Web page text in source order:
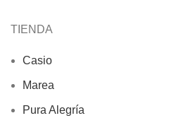
TIENDA
Casio
Marea
Pura Alegría